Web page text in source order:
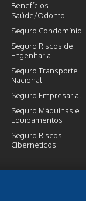
Benefícios –
Saúde/Odonto
Seguro Condomínio
Seguro Riscos de
Engenharia
Seguro Transporte
Nacional
Seguro Empresarial
Seguro Máquinas e
Equipamentos
Seguro Riscos
Cibernéticos